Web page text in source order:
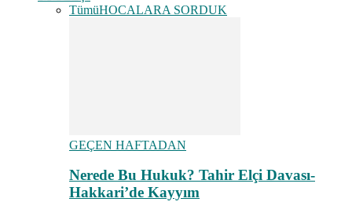
TümüHOCALARA SORDUK
GEÇEN HAFTADAN
Nerede Bu Hukuk? Tahir Elçi Davası-
Hakkari’de Kayyım